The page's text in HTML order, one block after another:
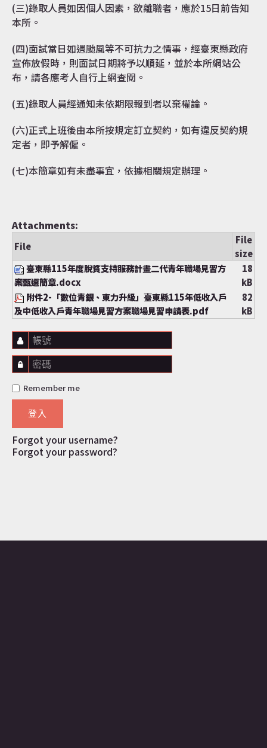
(三)錄取人員如因個人因素，欲離職者，應於15日前告知
本所。
(四)面試當日如遇颱風等不可抗力之情事，經臺東縣政府
宣佈放假時，則面試日期將予以順延，並於本所網站公
布，請各應考人自行上網查閱。
(五)錄取人員經通知未依期限報到者以棄權論。
(六)正式上班後由本所按規定訂立契約，如有違反契約規
定者，即予解僱。
(七)本簡章如有未盡事宜，依據相關規定辦理。
Attachments:
File
File
size
臺東縣115年度脫貧支持服務計畫二代青年職場見習方
案甄選簡章.docx
18
kB
附件2-「數位青銀、東力升級」臺東縣115年低收入戶
及中低收入戶青年職場見習方案職場見習申請表.pdf
82
kB
帳號
密碼
Remember me
登入
Forgot your username?
Forgot your password?